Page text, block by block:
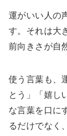
運がいい人の
す。それは大
前向きさが自
使う言葉も、
とう」「嬉し
な言葉を口に
るだけでなく